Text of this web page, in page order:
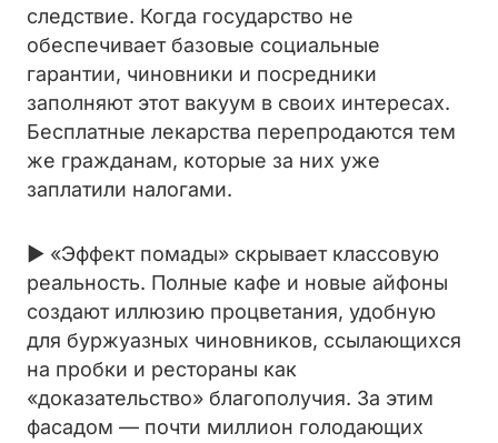
следствие. Когда государство не
обеспечивает базовые социальные
гарантии, чиновники и посредники
заполняют этот вакуум в своих интересах.
Бесплатные лекарства перепродаются тем
же гражданам, которые за них уже
заплатили налогами.
► «Эффект помады» скрывает классовую
реальность. Полные кафе и новые айфоны
создают иллюзию процветания, удобную
для буржуазных чиновников, ссылающихся
на пробки и рестораны как
«доказательство» благополучия. За этим
фасадом — почти миллион голодающих